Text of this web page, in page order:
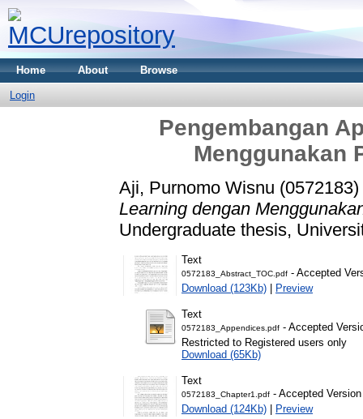
Home About Browse
Login
Pengembangan
Menggunakan
Aji, Purnomo Wisnu (0572183)
Learning dengan
Undergraduate thesis,
Text
0572183_Abstract_TOC.pdf - Accepted
Download (123Kb) | Preview
Text
0572183_Appendices.pdf - Accepted
Restricted to Registered users only
Download (65Kb)
Text
0572183_Chapter1.pdf - Accepted Version
Download (124Kb) | Preview